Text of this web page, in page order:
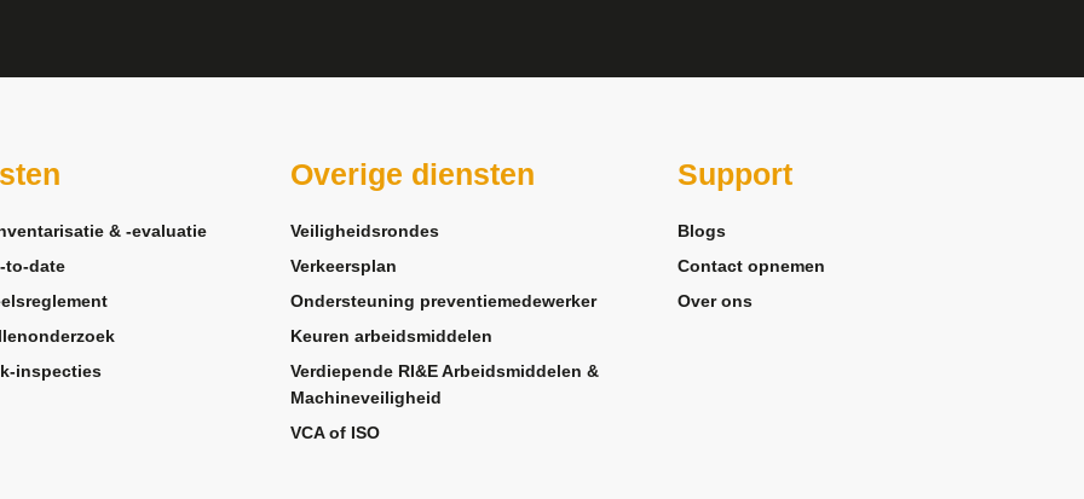
& -evaluatie
to-date
inspecties
Overige diensten
Veiligheidsrondes
Verkeersplan
Ondersteuning preventiemedewerker
Keuren arbeidsmiddelen
Verdiepende RI&E Arbeidsmiddelen &
Machineveiligheid
VCA of ISO
Support
Blogs
Contact opnemen
Over ons